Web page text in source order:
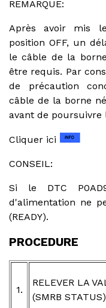
REMARQUE:
Après avoir mis
position OFF, un
le câble de la
être requis. Par
de précaution
câble de la borne
avant de poursuivre
Cliquer ici
CONSEIL:
Si le DTC
d'alimentation ne
(READY).
PROCEDURE
1.
RELEVER LA
(SMRB STATUS)